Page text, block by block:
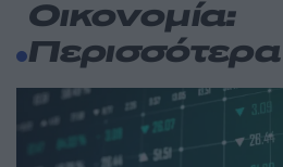
Οικονομία: